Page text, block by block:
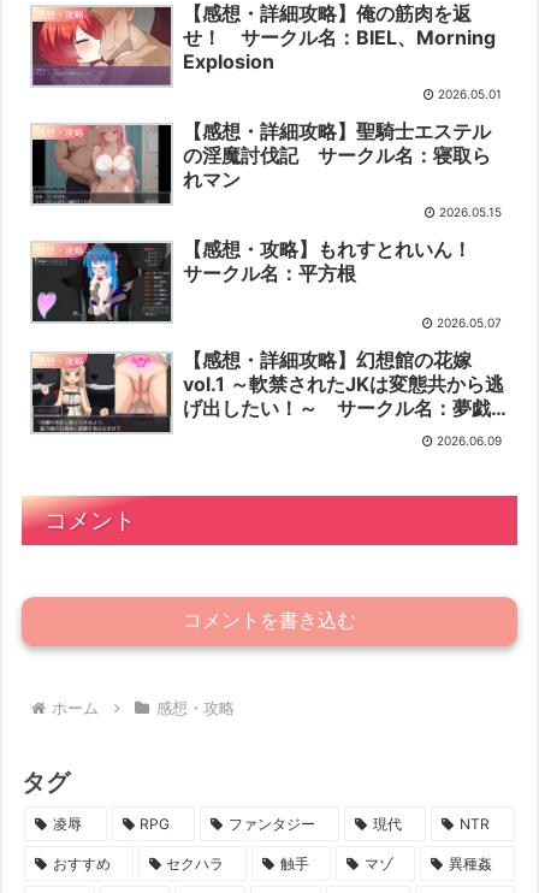
感想・攻略
【感想・詳細攻略】俺の筋肉を返
せ！ サークル名：BIEL、Morning
Explosion
2026.05.01
感想・攻略
【感想・詳細攻略】聖騎士エステル
の淫魔討伐記 サークル名：寝取ら
れマン
2026.05.15
感想・攻略
【感想・攻略】もれすとれいん！
サークル名：平方根
2026.05.07
感想・攻略
【感想・詳細攻略】幻想館の花嫁
vol.1 ～軟禁されたJKは変態共から逃
げ出したい！～ サークル名：夢戯
2026.06.09
コメント
コメントを書き込む
ホーム 感想・攻略
タグ
凌辱 RPG ファンタジー 現代 NTR
おすすめ セクハラ 触手 マゾ 異種姦